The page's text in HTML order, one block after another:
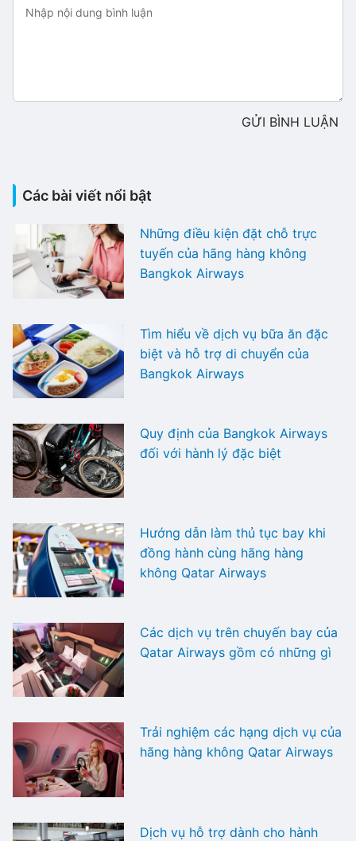
GỬI BÌNH LUẬN
Các bài viết nổi bật
Những điều kiện đặt chỗ trực
tuyến của hãng hàng không
Bangkok Airways
Tìm hiểu về dịch vụ bữa ăn đặc
biệt và hỗ trợ di chuyển của
Bangkok Airways
Quy định của Bangkok Airways
đối với hành lý đặc biệt
Hướng dẫn làm thủ tục bay khi
đồng hành cùng hãng hàng
không Qatar Airways
Các dịch vụ trên chuyến bay của
Qatar Airways gồm có những gì
Trải nghiệm các hạng dịch vụ của
hãng hàng không Qatar Airways
Dịch vụ hỗ trợ dành cho hành